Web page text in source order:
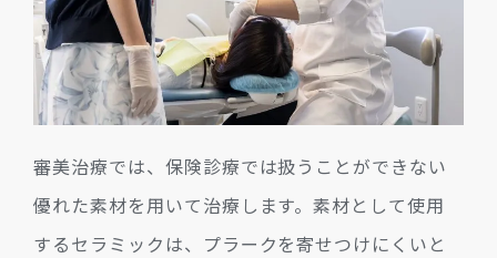
審美治療では、保険診療では扱うことができない
優れた素材を用いて治療します。素材として使用
するセラミックは、プラークを寄せつけにくいと